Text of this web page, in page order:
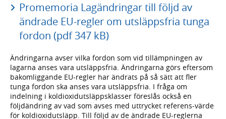
Promemoria Lagändringar till följd av
ändrade EU-regler om utsläppsfria tunga
fordon (pdf 347 kB)
Ändringarna avser vilka fordon som vid tillämpningen av
lagarna anses vara utsläppsfria. Ändringarna görs eftersom
bakomliggande EU-regler har ändrats på så sätt att fler
tunga fordon ska anses vara utsläppsfria. I fråga om
indelning i koldioxidutsläppsklasser föreslås också en
följdändring av vad som avses med uttrycket referens-värde
för koldioxidutsläpp. Till följd av de ändrade EU-reglerna